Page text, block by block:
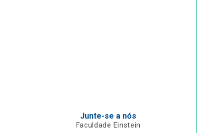
Junte-se a nós
Faculdade Einstein